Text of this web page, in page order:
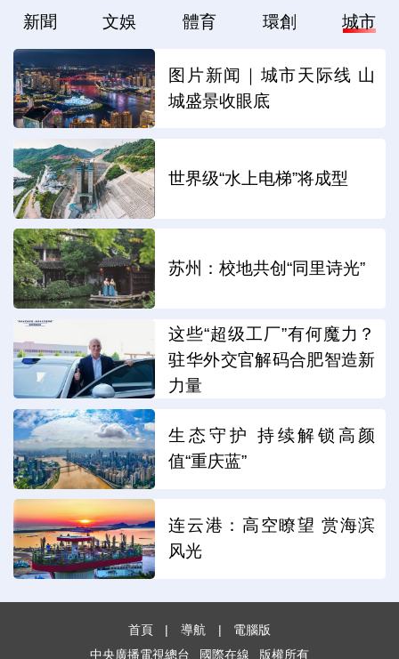
新聞 文娛 體育 環創 城市
图片新闻｜城市天际线 山
城盛景收眼底
世界级“水上电梯”将成型
苏州：校地共创“同里诗光”
这些“超级工厂”有何魔力？
驻华外交官解码合肥智造新
力量
生态守护 持续解锁高颜
值“重庆蓝”
连云港：高空瞭望 赏海滨
风光
首頁 | 導航 |
電腦版
中央廣播電視總台
國際在線 版權所有